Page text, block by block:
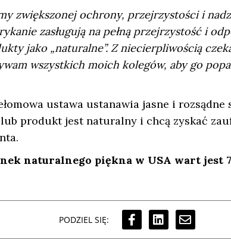
zwiększonej ochrony, przejrzystości i
zasługują na pełną przejrzystość i
jako „naturalne”. Z niecierpliwością
wszystkich moich kolegów, aby go
ustawa ustanawia jasne i
produkt jest naturalny i chcą zyskać
naturalnego piękna w USA wart jest
PODZIEL SIĘ: